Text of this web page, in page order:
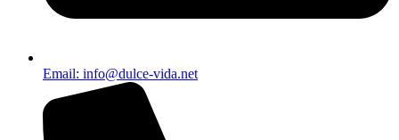
Email: info@dulce-vida.net